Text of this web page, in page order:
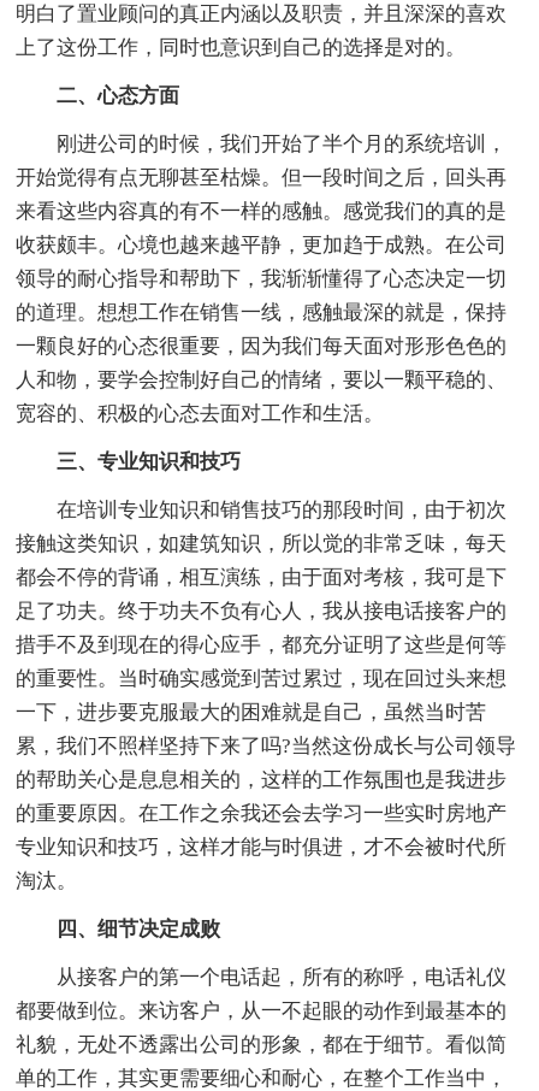
明白了置业顾问的真正内涵以及职责，并且深深的喜欢
上了这份工作，同时也意识到自己的选择是对的。
二、心态方面
刚进公司的时候，我们开始了半个月的系统培训，
开始觉得有点无聊甚至枯燥。但一段时间之后，回头再
来看这些内容真的有不一样的感触。感觉我们的真的是
收获颇丰。心境也越来越平静，更加趋于成熟。在公司
领导的耐心指导和帮助下，我渐渐懂得了心态决定一切
的道理。想想工作在销售一线，感触最深的就是，保持
一颗良好的心态很重要，因为我们每天面对形形色色的
人和物，要学会控制好自己的情绪，要以一颗平稳的、
宽容的、积极的心态去面对工作和生活。
三、专业知识和技巧
在培训专业知识和销售技巧的那段时间，由于初次
接触这类知识，如建筑知识，所以觉的非常乏味，每天
都会不停的背诵，相互演练，由于面对考核，我可是下
足了功夫。终于功夫不负有心人，我从接电话接客户的
措手不及到现在的得心应手，都充分证明了这些是何等
的重要性。当时确实感觉到苦过累过，现在回过头来想
一下，进步要克服最大的困难就是自己，虽然当时苦
累，我们不照样坚持下来了吗?当然这份成长与公司领导
的帮助关心是息息相关的，这样的工作氛围也是我进步
的重要原因。在工作之余我还会去学习一些实时房地产
专业知识和技巧，这样才能与时俱进，才不会被时代所
淘汰。
四、细节决定成败
从接客户的第一个电话起，所有的称呼，电话礼仪
都要做到位。来访客户，从一不起眼的动作到最基本的
礼貌，无处不透露出公司的形象，都在于细节。看似简
单的工作，其实更需要细心和耐心，在整个工作当中，